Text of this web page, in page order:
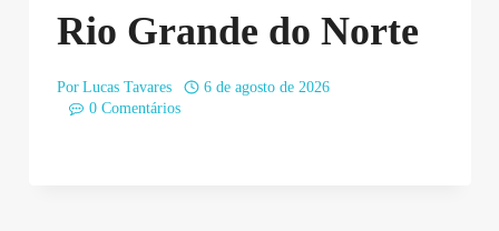
Rio Grande do Norte
Por Lucas Tavares
6 de agosto de 2026
0 Comentários